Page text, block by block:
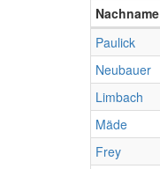
Nachname
Paulick
Neubauer
Limbach
Mäde
Frey